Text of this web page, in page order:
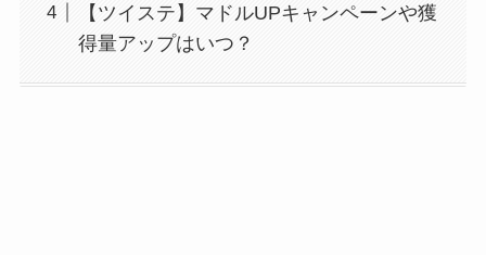
【ツイステ】マドルUPキャンペーンや獲
得量アップはいつ？